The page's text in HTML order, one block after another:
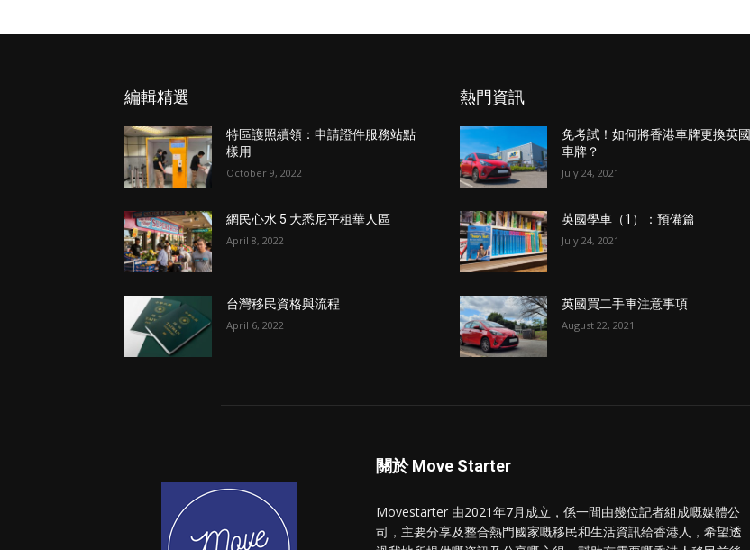
編輯精選
特區護照續領：申請證件服務站點
樣用
October 9, 2022
網民心水 5 大悉尼平租華人區
April 8, 2022
台灣移民資格與流程
April 6, 2022
熱門資訊
免考試！如何將香港車牌更換英國
車牌？
July 24, 2021
英國學車（1）：預備篇
July 24, 2021
英國買二手車注意事項
August 22, 2021
關於 Move Starter
Movestarter 由2021年7月成立，係一間由幾位記者組成嘅媒體公
司，主要分享及整合熱門國家嘅移民和生活資訊給香港人，希望透